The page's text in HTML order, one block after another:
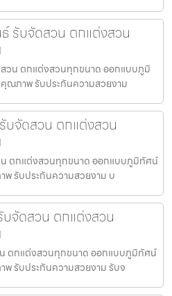
รับจัดสวน ตกแต่งสวน
วน ตกแต่งสวนทุกขนาด ออกแบบภูมิ
คุณภาพ รับประกันความสวยงาม
จัดสวน ตกแต่งสวน
ตกแต่งสวนทุกขนาด ออกแบบภูมิทัศน์
พ รับประกันความสวยงาม บ
จัดสวน ตกแต่งสวน
ตกแต่งสวนทุกขนาด ออกแบบภูมิทัศน์
พ รับประกันความสวยงาม รับจ